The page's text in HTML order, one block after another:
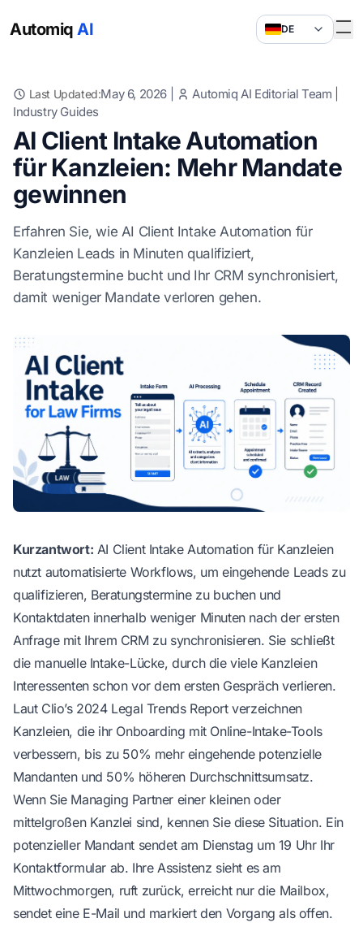
Automiq AI DE
Last Updated:May 6, 2026 Automiq AI Editorial Team
Industry Guides
AI Client Intake Automation
für Kanzleien: Mehr Mandate
gewinnen
Erfahren Sie, wie AI Client Intake Automation für
Kanzleien Leads in Minuten qualifiziert,
Beratungstermine bucht und Ihr CRM synchronisiert,
damit weniger Mandate verloren gehen.
Kurzantwort: AI Client Intake Automation für Kanzleien
nutzt automatisierte Workflows, um eingehende Leads zu
qualifizieren, Beratungstermine zu buchen und
Kontaktdaten innerhalb weniger Minuten nach der ersten
Anfrage mit Ihrem CRM zu synchronisieren. Sie schließt
die manuelle Intake-Lücke, durch die viele Kanzleien
Interessenten schon vor dem ersten Gespräch verlieren.
Laut Clio’s 2024 Legal Trends Reportverzeichnen
Kanzleien, die ihr Onboarding mit Online-Intake-Tools
verbessern, bis zu 50% mehr eingehende potenzielle
Mandanten und 50% höheren Durchschnittsumsatz.
Wenn Sie Managing Partner einer kleinen oder
mittelgroßen Kanzlei sind, kennen Sie diese Situation. Ein
potenzieller Mandant sendet am Dienstag um 19 Uhr Ihr
Kontaktformular ab. Ihre Assistenz sieht es am
Mittwochmorgen, ruft zurück, erreicht nur die Mailbox,
sendet eine E-Mail und markiert den Vorgang als offen.